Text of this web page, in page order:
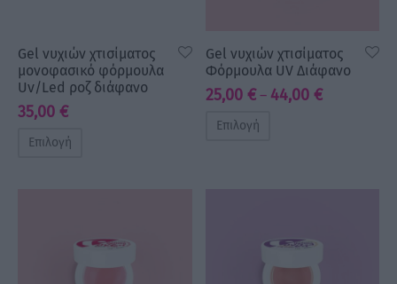
Gel νυχιών χτισίματος
μονοφασικό φόρμουλα
Uv/Led ροζ διάφανο
35,00 €
Επιλογή
Gel νυχιών χτισίματος
Φόρμουλα UV Διάφανο
25,00 € – 44,00 €Price
Επιλογή